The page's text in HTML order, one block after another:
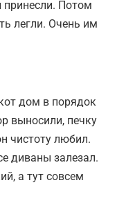
Потом
легли. Очень им
дом в порядок
выносили, печку
чистоту любил.
диваны залезал.
а тут совсем